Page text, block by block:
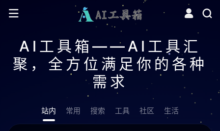
AI工具箱——AI工具汇
聚，全方位满足你的各种
需求
站内 常用 搜索 工具 社区 生活